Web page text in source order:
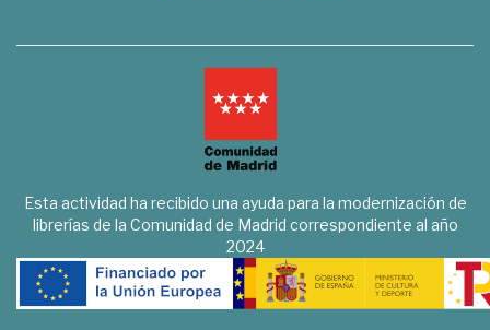
Esta actividad ha recibido una ayuda para la modernización de
librerías de la Comunidad de Madrid correspondiente al año
2024